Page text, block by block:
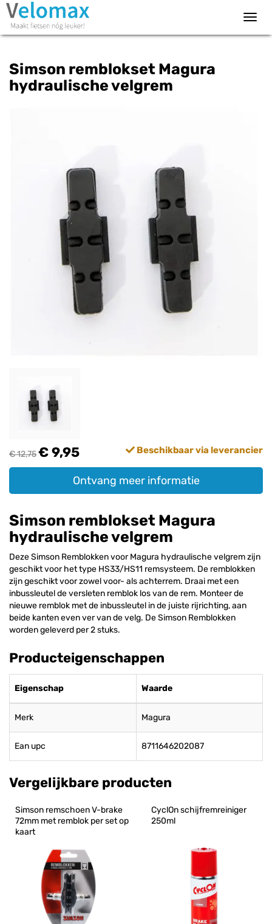
Simson remblokset Magura
hydraulische velgrem
€ 12,75€ 9,95 Beschikbaar via leverancier
Ontvang meer informatie
Simson remblokset Magura
hydraulische velgrem
Deze Simson Remblokken voor Magura hydraulische velgrem zijn
geschikt voor het type HS33/HS11 remsysteem. De remblokken
zijn geschikt voor zowel voor- als achterrem. Draai met een
inbussleutel de versleten remblok los van de rem. Monteer de
nieuwe remblok met de inbussleutel in de juiste rijrichting, aan
beide kanten even ver van de velg. De Simson Remblokken
worden geleverd per 2 stuks.
Producteigenschappen
Eigenschap Waarde
Merk Magura
Ean upc 8711646202087
Vergelijkbare producten
Simson remschoen V-brake
72mm met remblok per set op
kaart
CyclOn schijfremreiniger
250ml